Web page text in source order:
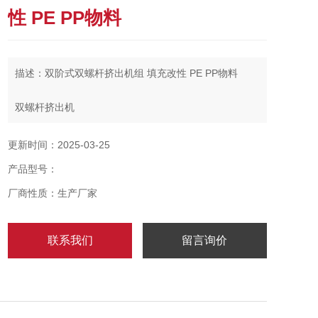
性 PE PP物料
描述：双阶式双螺杆挤出机组 填充改性 PE PP物料
双螺杆挤出机
双螺杆挤出机组的辅机主要包括放线装置、校直装置、
机、收线装置。
如还有切断器、吹干器、印字装置等。
更新时间：2025-03-25
产品型号：
厂商性质：生产厂家
联系我们 留言询价